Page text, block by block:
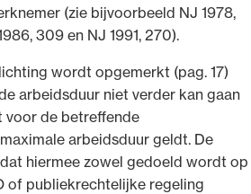
(zie bijvoorbeeld NJ 1978,
309 en NJ 1991, 270).
wordt opgemerkt (pag. 17)
arbeidsduur niet verder kan gaan
voor de betreffende
arbeidsduur geldt. De
hiermee zowel gedoeld wordt op
of publiekrechtelijke regeling